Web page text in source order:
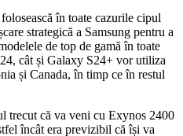
în toate cazurile cipul
strategică a Samsung pentru a
de top de gamă în toate
cât și Galaxy S24+ vor utiliza
și Canada, în timp ce în restul
trecut că va veni cu Exynos 2400
încât era previzibil că își va